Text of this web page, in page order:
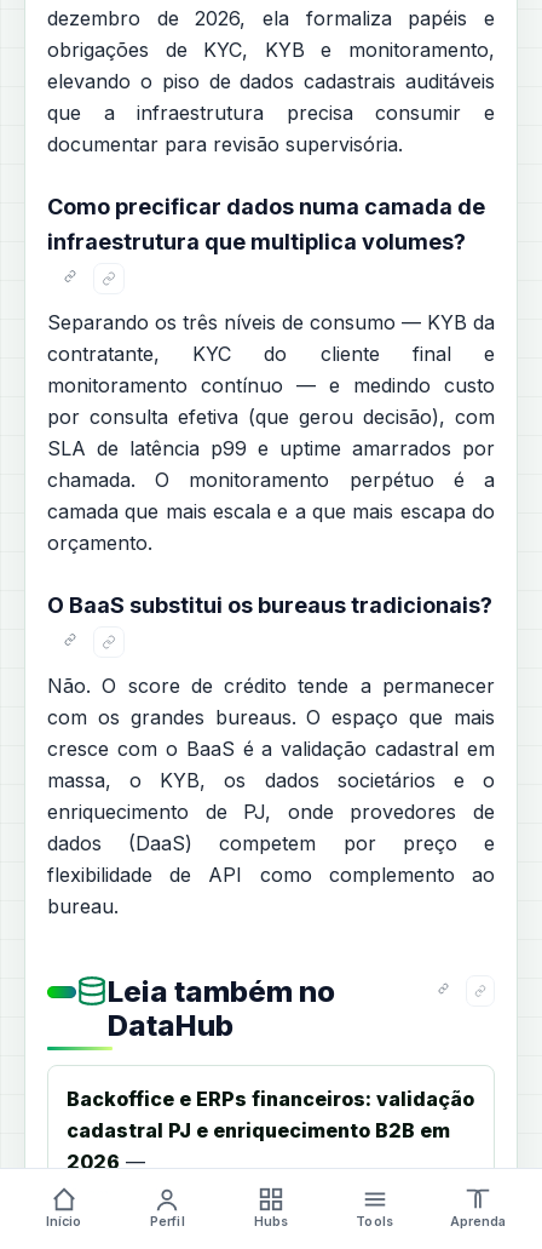
dezembro de 2026, ela formaliza papéis e
obrigações de KYC, KYB e monitoramento,
elevando o piso de dados cadastrais auditáveis
que a infraestrutura precisa consumir e
documentar para revisão supervisória.
Como precificar dados numa camada de
infraestrutura que multiplica volumes?
Separando os três níveis de consumo — KYB da
contratante, KYC do cliente final e
monitoramento contínuo — e medindo custo
por consulta efetiva (que gerou decisão), com
SLA de latência p99 e uptime amarrados por
chamada. O monitoramento perpétuo é a
camada que mais escala e a que mais escapa do
orçamento.
O BaaS substitui os bureaus tradicionais?
Não. O score de crédito tende a permanecer
com os grandes bureaus. O espaço que mais
cresce com o BaaS é a validação cadastral em
massa, o KYB, os dados societários e o
enriquecimento de PJ, onde provedores de
dados (DaaS) competem por preço e
flexibilidade de API como complemento ao
bureau.
Leia também no
DataHub
Backoffice e ERPs financeiros: validação
cadastral PJ e enriquecimento B2B em
2026 —
Segmentos fintech
Início Perfil Hubs Tools Aprenda